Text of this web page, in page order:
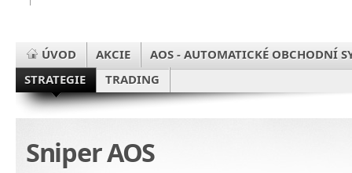
ÚVOD AKCIE
AOS - AUTOMATICKÉ OBCHODNÍ
STRATEGIE
TRADING
Sniper AOS